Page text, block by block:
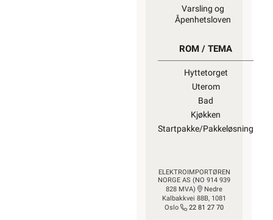
Varsling og
Åpenhetsloven
ROM / TEMA
Hyttetorget
Uterom
Bad
Kjøkken
Startpakke/Pakkeløsning
ELEKTROIMPORTØREN
NORGE AS (NO 914 939
828 MVA)
Nedre
Kalbakkvei 88B, 1081
Oslo
22 81 27 70